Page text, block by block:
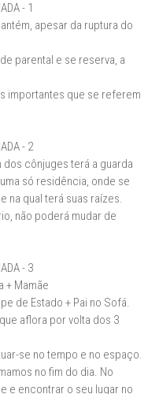
- 1
apesar da ruptura do
parental e se reserva, a
importantes que se referem
- 2
dos cônjuges terá a guarda
só residência, onde se
na qual terá suas raízes.
não poderá mudar de
- 3
+ Mamãe
de Estado + Pai no Sofá.
aflora por volta dos 3
se no tempo e no espaço.
no fim do dia. No
e encontrar o seu lugar no